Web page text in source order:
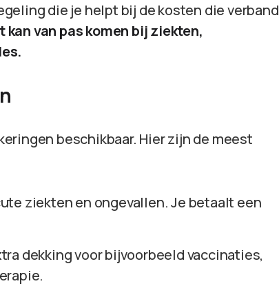
die je helpt bij de kosten die verband
kan van pas komen bij ziekten,
beschikbaar. Hier zijn de meest
ziekten en ongevallen. Je betaalt een
dekking voor bijvoorbeeld vaccinaties,